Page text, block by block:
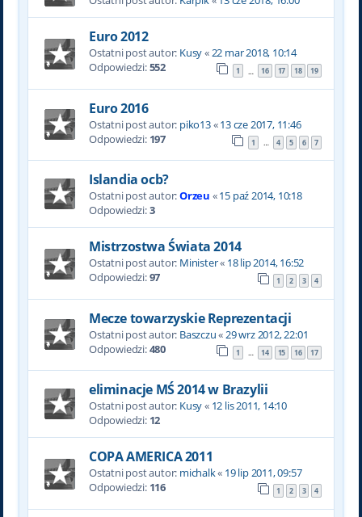
Euro 2012
Ostatni post autor: Kusy«22 mar 2018, 10:14
Odpowiedzi:552 1 … 16 17 18 19
Euro 2016
Ostatni post autor: piko13«13 cze 2017, 11:46
Odpowiedzi: 197 1 … 4 5 6 7
Islandia ocb?
Ostatni post autor:Orzeu «15 paź 2014, 10:18
Odpowiedzi:3
Mistrzostwa Świata 2014
Ostatni post autor: Minister« 18 lip 2014, 16:52
Odpowiedzi:97 1 2 3 4
Mecze towarzyskie Reprezentacji
Ostatni post autor: Baszczu«29 wrz 2012, 22:01
Odpowiedzi:480 1 … 14 15 16 17
eliminacje MŚ 2014 w Brazylii
Ostatni post autor: Kusy« 12 lis 2011, 14:10
Odpowiedzi: 12
COPA AMERICA 2011
Ostatni post autor: michalk« 19 lip 2011, 09:57
Odpowiedzi: 116 1 2 3 4